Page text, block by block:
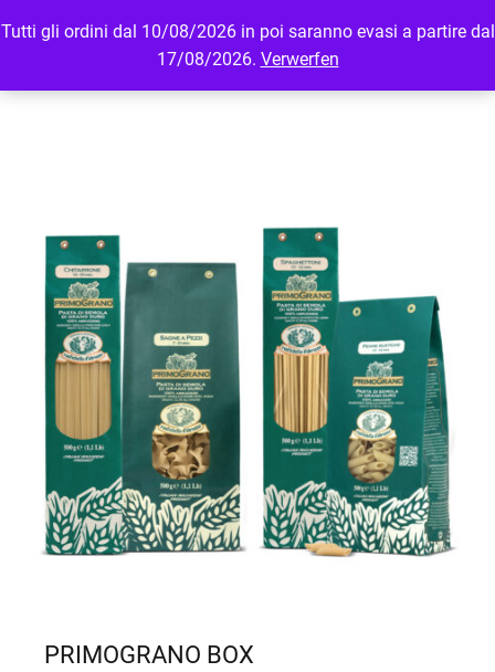
Tutti gli ordini dal 10/08/2026 in poi saranno evasi a partire dal
17/08/2026. Verwerfen
MENU LOGIN
PRIMOGRANO BOX